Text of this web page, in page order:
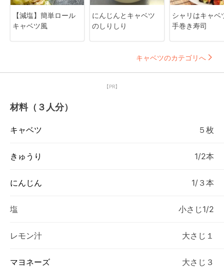
【減塩】簡単ロール
キャベツ風
にんじんとキャベツ
のしりしり
シャリはキャベ
手巻き寿司
キャベツのカテゴリへ
【PR】
材料（３人分）
キャベツ ５枚
きゅうり 1/2本
にんじん 1/３本
塩 小さじ1/2
レモン汁 大さじ１
マヨネーズ 大さじ３